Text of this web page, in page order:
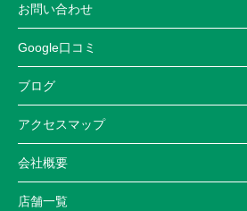
お問い合わせ
Google口コミ
ブログ
アクセスマップ
会社概要
店舗一覧